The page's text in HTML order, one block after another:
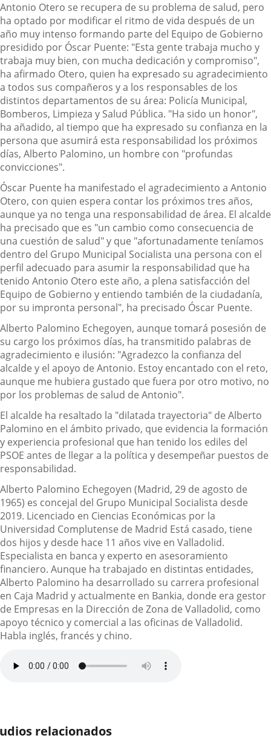
Antonio Otero se recupera de su problema de salud, pero
ha optado por modificar el ritmo de vida después de un
año muy intenso formando parte del Equipo de Gobierno
presidido por Óscar Puente: "Esta gente trabaja mucho y
trabaja muy bien, con mucha dedicación y compromiso",
ha afirmado Otero, quien ha expresado su agradecimiento
a todos sus compañeros y a los responsables de los
distintos departamentos de su área: Policía Municipal,
Bomberos, Limpieza y Salud Pública. "Ha sido un honor",
ha añadido, al tiempo que ha expresado su confianza en la
persona que asumirá esta responsabilidad los próximos
días, Alberto Palomino, un hombre con "profundas
convicciones".
Óscar Puente ha manifestado el agradecimiento a Antonio
Otero, con quien espera contar los próximos tres años,
aunque ya no tenga una responsabilidad de área. El alcalde
ha precisado que es "un cambio como consecuencia de
una cuestión de salud" y que "afortunadamente teníamos
dentro del Grupo Municipal Socialista una persona con el
perfil adecuado para asumir la responsabilidad que ha
tenido Antonio Otero este año, a plena satisfacción del
Equipo de Gobierno y entiendo también de la ciudadanía,
por su impronta personal", ha precisado Óscar Puente.
Alberto Palomino Echegoyen, aunque tomará posesión de
su cargo los próximos días, ha transmitido palabras de
agradecimiento e ilusión: "Agradezco la confianza del
alcalde y el apoyo de Antonio. Estoy encantado con el reto,
aunque me hubiera gustado que fuera por otro motivo, no
por los problemas de salud de Antonio".
El alcalde ha resaltado la "dilatada trayectoria" de Alberto
Palomino en el ámbito privado, que evidencia la formación
y experiencia profesional que han tenido los ediles del
PSOE antes de llegar a la política y desempeñar puestos de
responsabilidad.
Alberto Palomino Echegoyen (Madrid, 29 de agosto de
1965) es concejal del Grupo Municipal Socialista desde
2019. Licenciado en Ciencias Económicas por la
Universidad Complutense de Madrid Está casado, tiene
dos hijos y desde hace 11 años vive en Valladolid.
Especialista en banca y experto en asesoramiento
financiero. Aunque ha trabajado en distintas entidades,
Alberto Palomino ha desarrollado su carrera profesional
en Caja Madrid y actualmente en Bankia, donde era gestor
de Empresas en la Dirección de Zona de Valladolid, como
apoyo técnico y comercial a las oficinas de Valladolid.
Habla inglés, francés y chino.
relacionados